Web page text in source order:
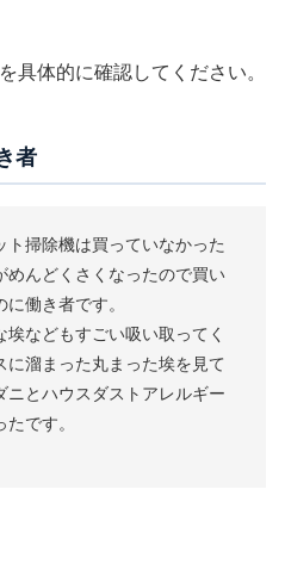
具体的に確認してください。
者
ト掃除機は買っていなかった
めんどくさくなったので買い
働き者です。
などもすごい吸い取ってく
に溜まった丸まった埃を見て
ニとハウスダストアレルギー
です。